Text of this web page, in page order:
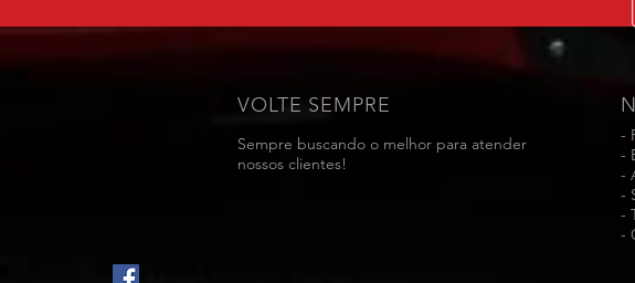
VOLTE SEMPRE
Sempre buscando o melhor para atender
nossos clientes!
-
-
-
-
-
-